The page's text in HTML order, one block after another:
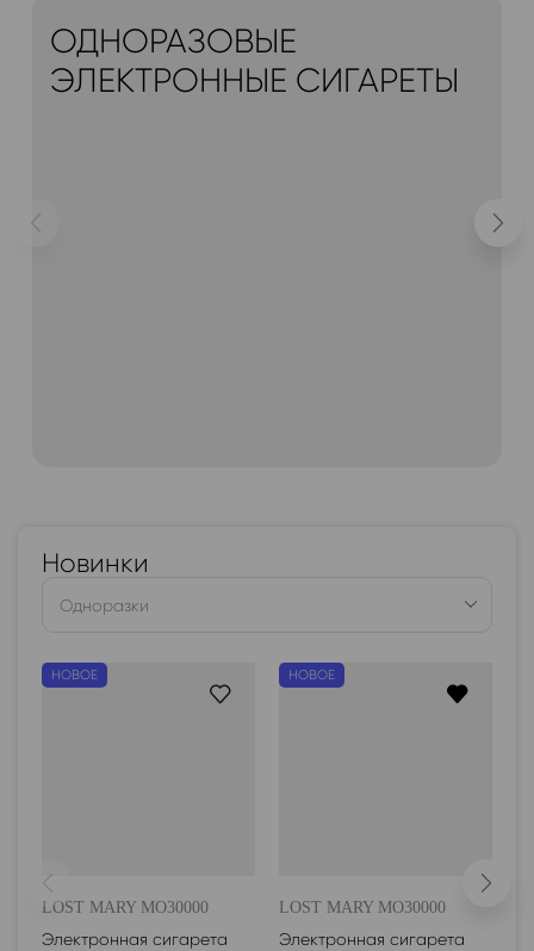
ОДНОРАЗОВЫЕ
ЭЛЕКТРОННЫЕ СИГАРЕТЫ
Новинки
НОВОЕ
LOST MARY MO30000
Электронная сигарета
НОВОЕ
LOST MARY MO30000
Электронная сигарета